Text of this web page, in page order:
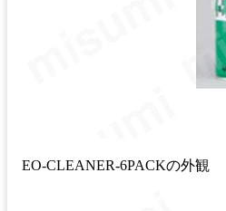
EO-CLEANER-6PACKの外観